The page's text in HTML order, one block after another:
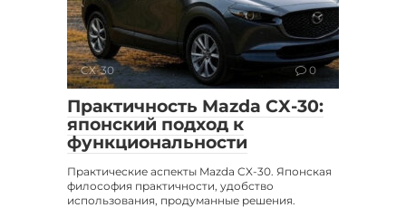
CX-30 0
Практичность Mazda CX-30:
японский подход к
функциональности
Практические аспекты Mazda CX-30. Японская
философия практичности, удобство
использования, продуманные решения.